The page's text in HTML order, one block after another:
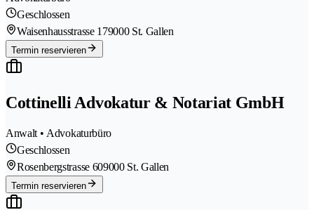
Geschlossen
Waisenhausstrasse 179000 St. Gallen
Termin reservieren
Cottinelli Advokatur & Notariat GmbH
Anwalt • Advokaturbüro
Geschlossen
Rosenbergstrasse 609000 St. Gallen
Termin reservieren